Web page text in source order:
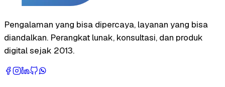
Pengalaman yang bisa dipercaya, layanan yang bisa
diandalkan. Perangkat lunak, konsultasi, dan produk
digital sejak 2013.